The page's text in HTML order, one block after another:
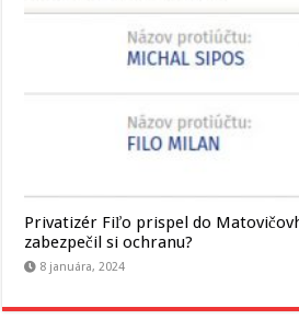
Privatizér Fiľo prispel do
zabezpečil si ochranu?
8 januára, 2024